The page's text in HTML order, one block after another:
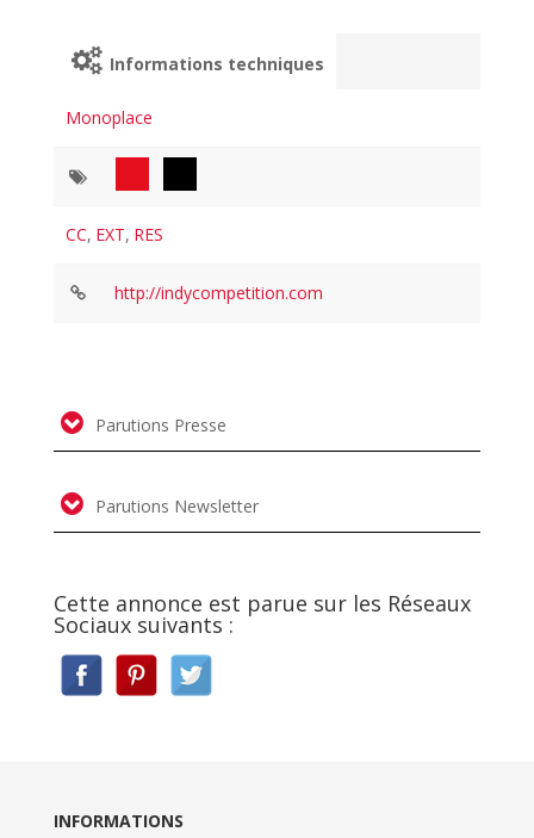
Informations techniques
Monoplace
CC, EXT, RES
http://indycompetition.com
Parutions Presse
Parutions Newsletter
Cette annonce est parue sur les Réseaux
Sociaux suivants :
INFORMATIONS